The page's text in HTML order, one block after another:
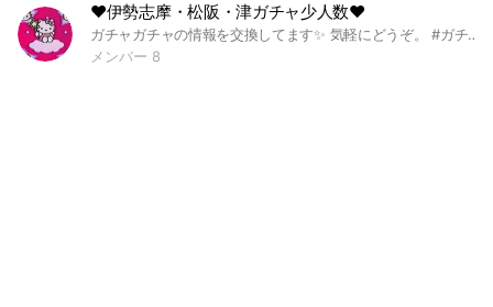
❤︎伊勢志摩・松阪・津ガチャ少人数❤︎
ガチャガチャの情報を交換してます✨ 気軽にどうぞ。 #ガチャ #三重県 #交換 #伊勢 #松阪 #志摩 #津
メンバー 8